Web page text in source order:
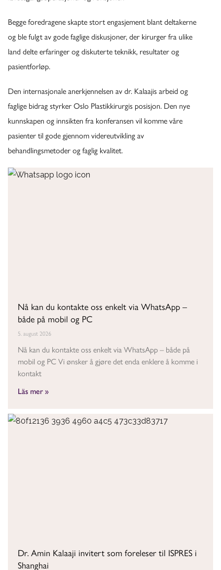
Begge foredragene skapte stort engasjement blant deltakerne
og ble fulgt av gode faglige diskusjoner, der kirurger fra ulike
land delte erfaringer og diskuterte teknikk, resultater og
pasientforløp.
Den internasjonale anerkjennelsen av dr. Kalaajis arbeid og
faglige bidrag styrker Oslo Plastikkirurgis posisjon. Den nye
kunnskapen og innsikten fra konferansen vil komme våre
pasienter til gode gjennom videreutvikling av
behandlingsmetoder og faglig kvalitet.
Nå kan du kontakte oss enkelt via WhatsApp –
både på mobil og PC
5. august 2026
Nå kan du kontakte oss enkelt via WhatsApp – både på
mobil og PC Vi ønsker å gjøre det enda enklere å komme i
kontakt
Läs mer »
Dr. Amin Kalaaji invitert som foreleser til ISPRES i
Shanghai